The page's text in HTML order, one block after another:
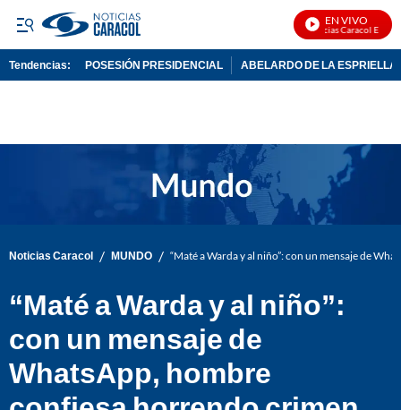
EN VIVO
Noticias Caracol En Vivo
Tendencias: POSESIÓN PRESIDENCIAL ABELARDO DE LA ESPRIELLA
Noticias Caracol / MUNDO / “Maté a Warda y al niño”: con un mensaje de
“Maté a Warda y al niño”:
con un mensaje de
WhatsApp, hombre